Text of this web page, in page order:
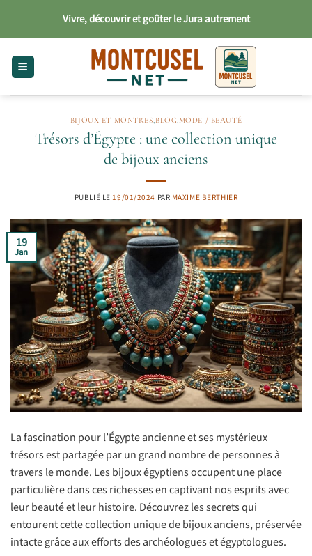
contenu
Vivre, découvrir et goûter le Jura autrement
BIJOUX ET MONTRES,BLOG,MODE / BEAUTÉ
Trésors d’Égypte : une collection unique
de bijoux anciens
PUBLIÉ LE 19/01/2024 PAR MAXIME BERTHIER
19
Jan
La fascination pour l’Égypte ancienne et ses mystérieux
trésors est partagée par un grand nombre de personnes à
travers le monde. Les bijoux égyptiens occupent une place
particulière dans ces richesses en captivant nos esprits avec
leur beauté et leur histoire. Découvrez les secrets qui
entourent cette collection unique de bijoux anciens, préservée
intacte grâce aux efforts des archéologues et égyptologues.